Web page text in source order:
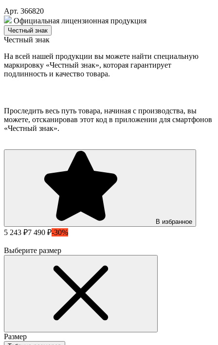
Арт. 366820
Официальная лицензионная продукция
Честный знак
Честный знак
На всей нашей продукции вы можете найти специальную
маркировку «Честный знак», которая гарантирует
подлинность и качество товара.
Проследить весь путь товара, начиная с производства, вы
можете, отсканировав этот код в приложении для смартфонов
«Честный знак».
В избранное
5 243 ₽7 490 ₽-30%
Выберите размер
Размер